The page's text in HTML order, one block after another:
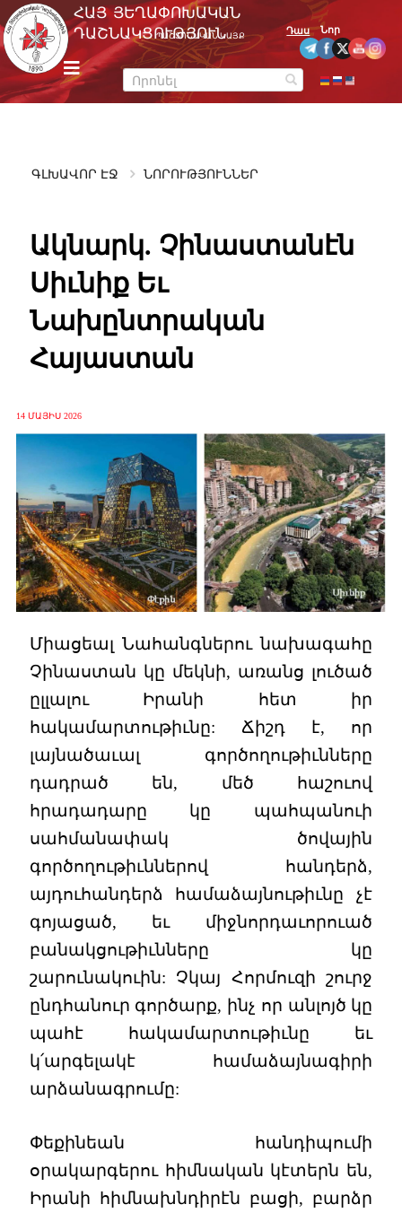
Skip
to
content
m
e
n
u
ՀԱՅ ՅԵՂԱՓՈԽԱԿԱՆ
ԴԱՇՆԱԿՑՈՒԹՅՈՒՆ
ՊԱՇՏՈՆԱԿԱՆ ԿԱՅՔ
Դաս Նոր
ԳԼԽԱՎՈՐ ԷՋ ՆՈՐՈՒԹՅՈՒՆՆԵՐ
Ակնարկ. Չինաստանէն
Սիւնիք Եւ
Նախընտրական
Հայաստան
14 ՄԱՅԻՍ 2026
Միացեալ Նահանգներու նախագահը
Չինաստան կը մեկնի, առանց լուծած
ըլլալու Իրանի հետ իր
հակամարտութիւնը: Ճիշդ է, որ
լայնածաւալ գործողութիւնները
դադրած են, մեծ հաշուով
հրադադարը կը պահպանուի
սահմանափակ ծովային
գործողութիւններով հանդերձ,
այդուհանդերձ համաձայնութիւնը չէ
գոյացած, եւ միջնորդաւորուած
բանակցութիւնները կը
շարունակուին: Չկայ Հորմուզի շուրջ
ընդհանուր գործարք, ինչ որ անլոյծ կը
պահէ հակամարտութիւնը եւ
կ՛արգելակէ համաձայնագիրի
արձանագրումը:
Փեքինեան հանդիպումի
օրակարգերու հիմնական կէտերն են,
Իրանի հիմնախնդիրէն բացի, բարձր